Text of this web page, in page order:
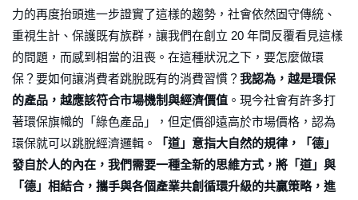
力的再度抬頭進一步證實了這樣的趨勢，社會依然固守傳統、
重視生計、保護既有族群，讓我們在創立 20 年間反覆看見這樣
的問題，而感到相當的沮喪。在這種狀況之下，要怎麼做環
保？要如何讓消費者跳脫既有的消費習慣？ 我認為，越是環保
的產品，越應該符合市場機制與經濟價值 。現今社會有許多打
著環保旗幟的「綠色產品」，但定價卻遠高於市場價格，認為
環保就可以跳脫經濟邏輯。
「道」意指大自然的規律，「德」
發自於人的內在，我們需要一種全新的思維方式，將「道」與
「德」相結合，攜手與各個產業共創循環升級的共贏策略，進